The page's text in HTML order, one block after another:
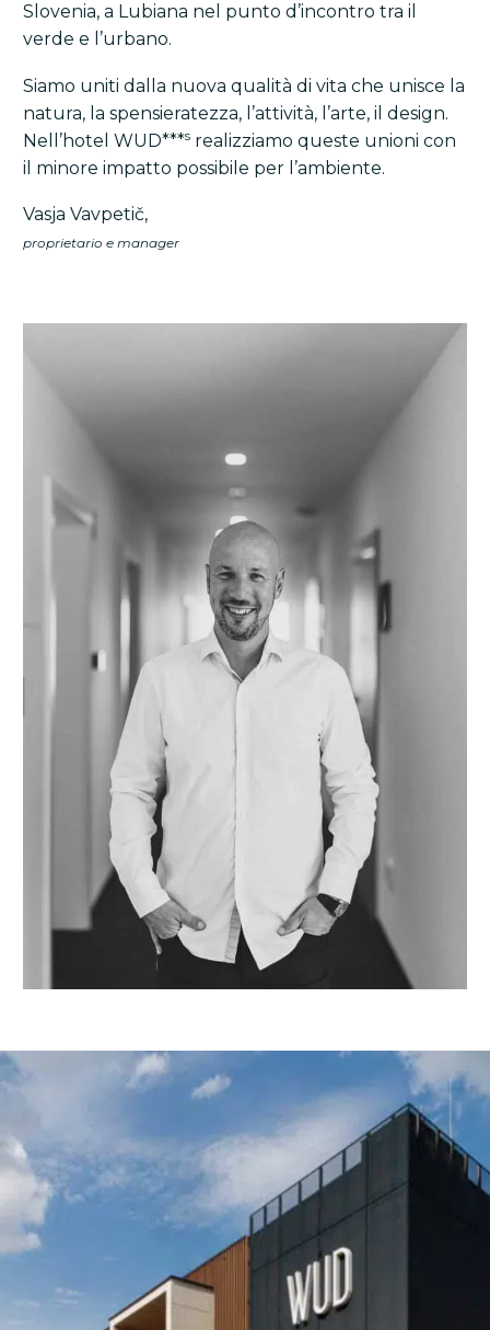
Slovenia, a Lubiana nel punto d’incontro tra il
verde e l’urbano.
Siamo uniti dalla nuova qualità di vita che unisce la
natura, la spensieratezza, l’attività, l’arte, il design.
Nell’hotel WUD***s realizziamo queste unioni con
il minore impatto possibile per l’ambiente.
Vasja Vavpetič,
proprietario e manager